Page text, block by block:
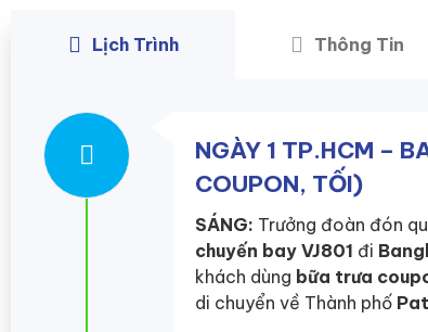
Lịch Trình Thông Tin
NGÀY 1 TP.HCM –
COUPON, TỐI)
SÁNG: Trưởng đoàn đón
chuyến bay VJ801 đi
khách dùng bữa trưa
di chuyển về Thành phố